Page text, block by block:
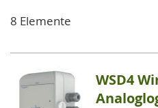
8 Elemente
WSD4